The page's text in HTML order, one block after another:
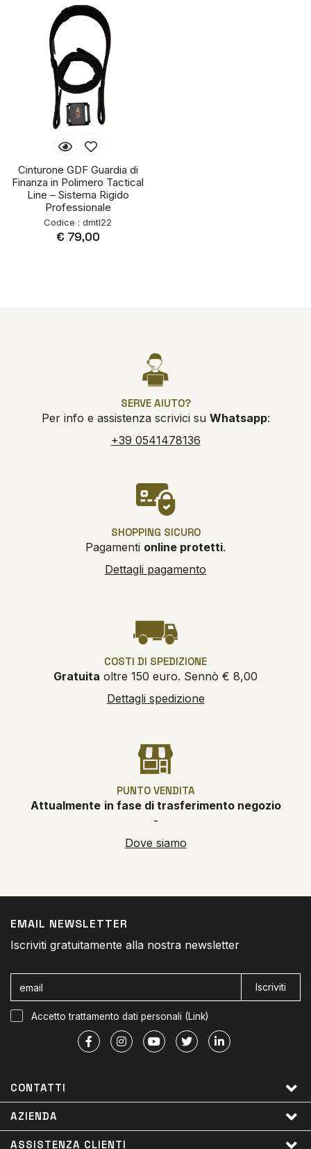
Cinturone GDF Guardia di
Finanza in Polimero Tactical
Line – Sistema Rigido
Professionale
Codice : dmtl22
€ 79,00
SERVE AIUTO?
Per info e assistenza scrivici su Whatsapp:
+39 0541478136
SHOPPING SICURO
Pagamenti online protetti.
Dettagli pagamento
COSTI DI SPEDIZIONE
Gratuita oltre 150 euro. Sennò € 8,00
Dettagli spedizione
PUNTO VENDITA
Attualmente in fase di trasferimento negozio
-
Dove siamo
EMAIL NEWSLETTER
Iscriviti gratuitamente alla nostra newsletter
Iscriviti
Accetto trattamento dati personali (Link)
CONTATTI
AZIENDA
ASSISTENZA CLIENTI